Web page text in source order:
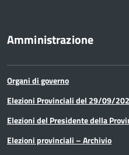
Amministrazione
Organi di governo
Elezioni Provinciali del 29/09/
Elezioni del Presidente della
Elezioni provinciali – Archivio